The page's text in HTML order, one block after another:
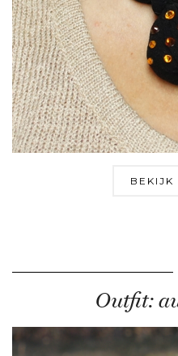
BEKIJK
Outfit: